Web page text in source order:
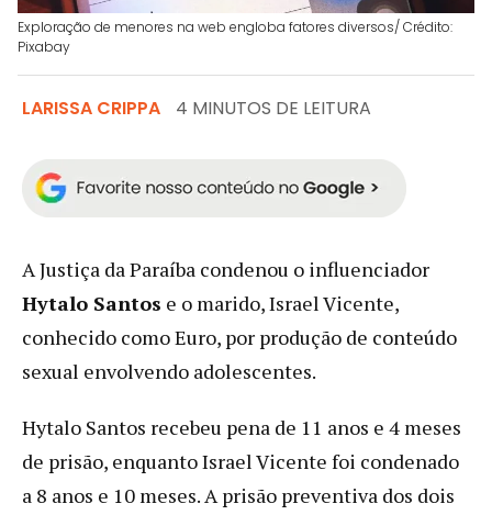
Exploração de menores na web engloba fatores diversos/ Crédito:
Pixabay
LARISSA CRIPPA 4 MINUTOS DE LEITURA
A Justiça da Paraíba condenou o influenciador
Hytalo Santos e o marido, Israel Vicente,
conhecido como Euro, por produção de conteúdo
sexual envolvendo adolescentes.
Hytalo Santos recebeu pena de 11 anos e 4 meses
de prisão, enquanto Israel Vicente foi condenado
a 8 anos e 10 meses. A prisão preventiva dos dois